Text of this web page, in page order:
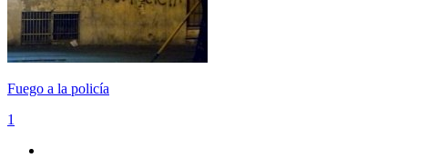
Fuego a la policía
1